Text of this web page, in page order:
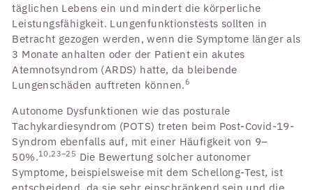
täglichen Lebens ein und mindert die körperliche
Leistungsfähigkeit. Lungenfunktionstests sollten in
Betracht gezogen werden, wenn die Symptome länger als
3 Monate anhalten oder der Patient ein akutes
Atemnotsyndrom (ARDS) hatte, da bleibende
Lungenschäden auftreten können.6
Autonome Dysfunktionen wie das posturale
Tachykardiesyndrom (POTS) treten beim Post-Covid-19-
Syndrom ebenfalls auf, mit einer Häufigkeit von 9–
50%.10,23–25 Die Bewertung solcher autonomer
Symptome, beispielsweise mit dem Schellong-Test, ist
entscheidend, da sie sehr einschränkend sein und die